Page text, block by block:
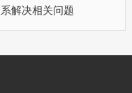
解决相关问题